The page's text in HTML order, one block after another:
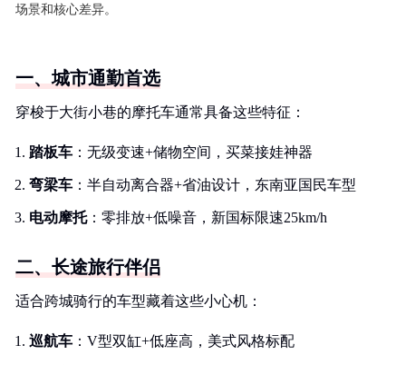
场景和核心差异。
一、城市通勤首选
穿梭于大街小巷的摩托车通常具备这些特征：
踏板车 ：无级变速+储物空间，买菜接娃神器
弯梁车 ：半自动离合器+省油设计，东南亚国民车型
电动摩托：零排放+低噪音，新国标限速25km/h
二、长途旅行伴侣
适合跨城骑行的车型藏着这些小心机：
巡航车 ：V型双缸+低座高，美式风格标配